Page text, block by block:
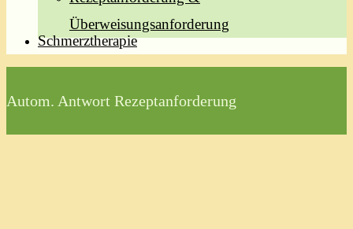
Überweisungsanforderung
Schmerztherapie
Autom. Antwort Rezeptanforderung